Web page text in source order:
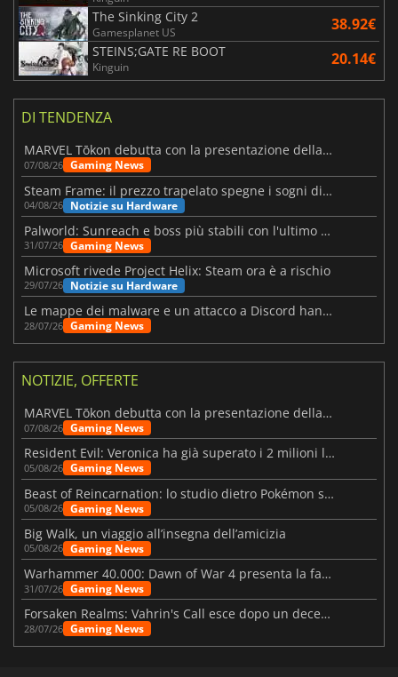
The Sinking City 2
Gamesplanet US 38.92€
STEINS;GATE RE BOOT
Kinguin 20.14€
DI TENDENZA
MARVEL Tōkon debutta con la presentazione della roadmap per il primo anno
07/08/26 Gaming News
Steam Frame: il prezzo trapelato spegne i sogni di un VR economico
04/08/26 Notizie su Hardware
Palworld: Sunreach e boss più stabili con l'ultimo update
31/07/26 Gaming News
Microsoft rivede Project Helix: Steam ora è a rischio
29/07/26 Notizie su Hardware
Le mappe dei malware e un attacco a Discord hanno colpito Meccha Chameleon
28/07/26 Gaming News
NOTIZIE, OFFERTE
MARVEL Tōkon debutta con la presentazione della roadmap per il primo anno
07/08/26 Gaming News
Resident Evil: Veronica ha già superato i 2 milioni liste dei desideri
05/08/26 Gaming News
Beast of Reincarnation: lo studio dietro Pokémon su una nuova strada
05/08/26 Gaming News
Big Walk, un viaggio all’insegna dell’amicizia
05/08/26 Gaming News
Warhammer 40.000: Dawn of War 4 presenta la fazione dei Necron
31/07/26 Gaming News
Forsaken Realms: Vahrin's Call esce dopo un decennio di sviluppo
28/07/26 Gaming News